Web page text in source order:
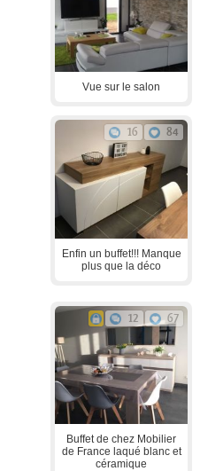
Vue sur le salon
16 84
Enfin un buffet!!! Manque
plus que la déco
12 67
Buffet de chez Mobilier
de France laqué blanc et
céramique